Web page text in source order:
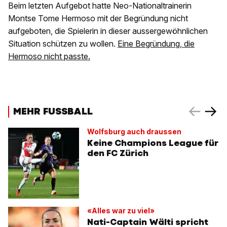
Beim letzten Aufgebot hatte Neo-Nationaltrainerin
Montse Tome Hermoso mit der Begründung nicht
aufgeboten, die Spielerin in dieser aussergewöhnlichen
Situation schützen zu wollen. Eine Begründung, die
Hermoso nicht passte.
MEHR FUSSBALL
Wolfsburg auch draussen
Keine Champions League für
den FC Zürich
«Alles war zu viel»
Nati-Captain Wälti spricht